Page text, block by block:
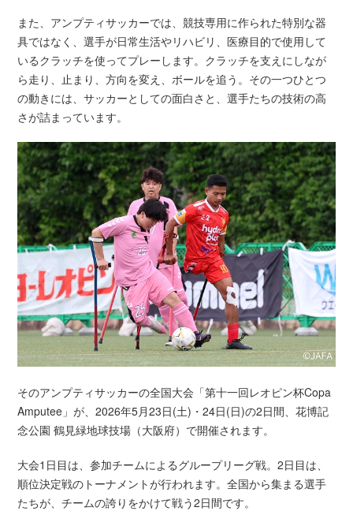
また、アンプティサッカーでは、競技専用に作られた特別な器
具ではなく、選手が日常生活やリハビリ、医療目的で使用して
いるクラッチを使ってプレーします。クラッチを支えにしなが
ら走り、止まり、方向を変え、ボールを追う。その一つひとつ
の動きには、サッカーとしての面白さと、選手たちの技術の高
さが詰まっています。
そのアンプティサッカーの全国大会「第十一回レオピン杯Copa
Amputee」が、2026年5月23日(土)・24日(日)の2日間、花博記
念公園 鶴見緑地球技場（大阪府）で開催されます。
大会1日目は、参加チームによるグループリーグ戦。2日目は、
順位決定戦のトーナメントが行われます。全国から集まる選手
たちが、チームの誇りをかけて戦う2日間です。